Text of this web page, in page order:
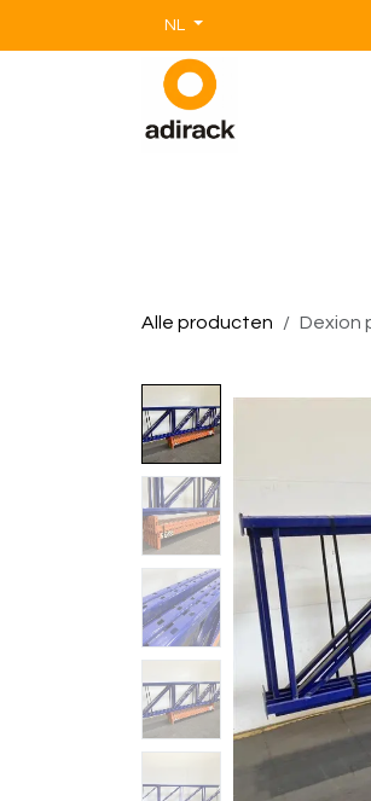
NL
Alle producten Dexion